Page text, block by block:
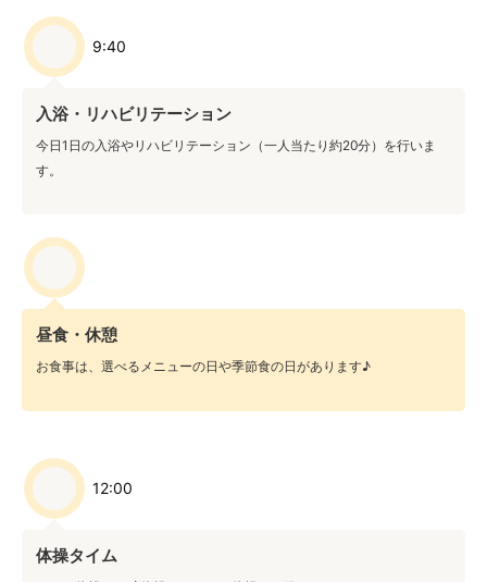
9:40
入浴・リハビリテーション
今日1日の入浴やリハビリテーション（一人当たり約20分）を行いま
す。
昼食・休憩
お食事は、選べるメニューの日や季節食の日があります♪
12:00
体操タイム